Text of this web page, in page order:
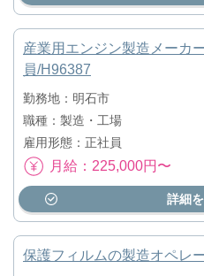
産業用エンジン製造メーカ
員/H96387
勤務地：明石市
職種：製造・工場
雇用形態：正社員
月給：225,000円〜
詳細
保護フィルムの製造オペレ